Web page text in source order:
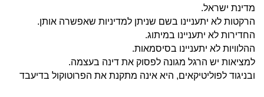
מדינת ישראל.
הרקטות לא יתעניינו בשם שניתן למדיניות שאפשרה אותן.
החדירות לא יתעניינו במיתוג.
ההלוויות לא יתעניינו בסיסמאות.
למציאות יש הרגל מגונה לפסוק את דינה בעצמה.
ובניגוד לפוליטיקאים, היא אינה מתקנת את הפרוטוקול בדיעבד